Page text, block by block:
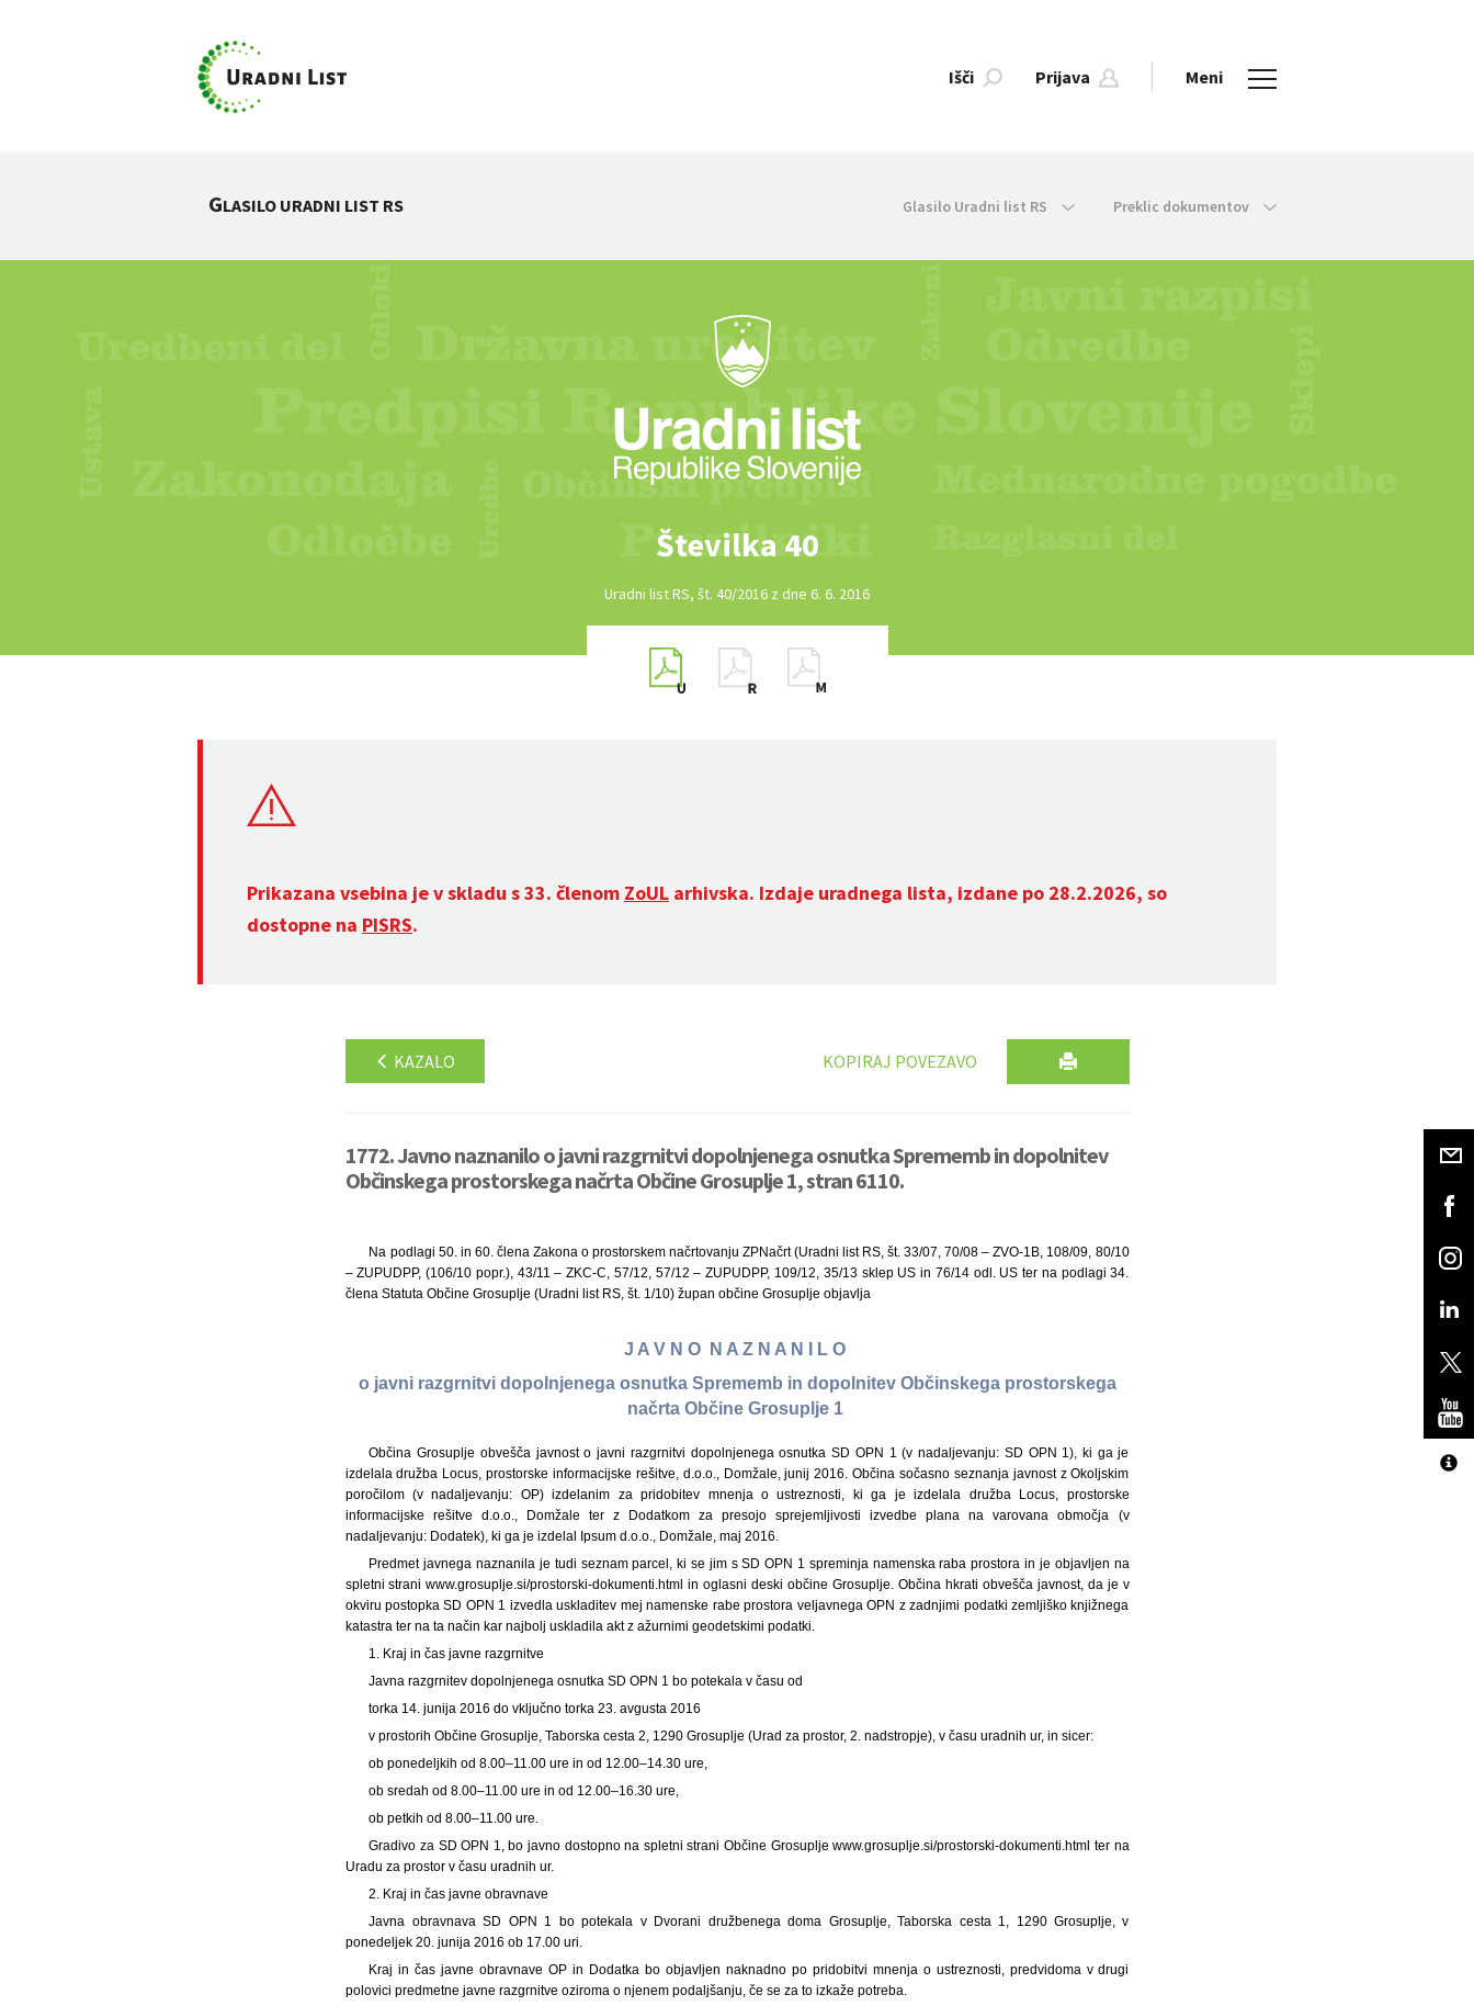
Išči Prijava Meni
GLASILO URADNI LIST RS Glasilo Uradni list RS Preklic dokumentov
Številka 40
Uradni list RS, št. 40/2016 z dne 6. 6. 2016
Prikazana vsebina je v skladu s 33. členom ZoUL arhivska. Izdaje uradnega lista, izdane po 28.2.2026, so
dostopne na PISRS.
KAZALO KOPIRAJ POVEZAVO
1772. Javno naznanilo o javni razgrnitvi dopolnjenega osnutka Sprememb in dopolnitev
Občinskega prostorskega načrta Občine Grosuplje 1, stran 6110.
Na podlagi 50. in 60. člena Zakona o prostorskem načrtovanju ZPNačrt (Uradni list RS, št. 33/07, 70/08 – ZVO-1B, 108/09, 80/10
– ZUPUDPP, (106/10 popr.), 43/11 – ZKC-C, 57/12, 57/12 – ZUPUDPP, 109/12, 35/13 sklep US in 76/14 odl. US ter na podlagi 34.
člena Statuta Občine Grosuplje (Uradni list RS, št. 1/10) župan občine Grosuplje objavlja
J A V N O N A Z N A N I L O
o javni razgrnitvi dopolnjenega osnutka Sprememb in dopolnitev Občinskega prostorskega
načrta Občine Grosuplje 1
Občina Grosuplje obvešča javnost o javni razgrnitvi dopolnjenega osnutka SD OPN 1 (v nadaljevanju: SD OPN 1), ki ga je
izdelala družba Locus, prostorske informacijske rešitve, d.o.o., Domžale, junij 2016. Občina sočasno seznanja javnost z Okoljskim
poročilom (v nadaljevanju: OP) izdelanim za pridobitev mnenja o ustreznosti, ki ga je izdelala družba Locus, prostorske
informacijske rešitve d.o.o., Domžale ter z Dodatkom za presojo sprejemljivosti izvedbe plana na varovana območja (v
nadaljevanju: Dodatek), ki ga je izdelal Ipsum d.o.o., Domžale, maj 2016.
Predmet javnega naznanila je tudi seznam parcel, ki se jim s SD OPN 1 spreminja namenska raba prostora in je objavljen na
spletni strani www.grosuplje.si/prostorski-dokumenti.html in oglasni deski občine Grosuplje. Občina hkrati obvešča javnost, da je v
okviru postopka SD OPN 1 izvedla uskladitev mej namenske rabe prostora veljavnega OPN z zadnjimi podatki zemljiško knjižnega
katastra ter na ta način kar najbolj uskladila akt z ažurnimi geodetskimi podatki.
1. Kraj in čas javne razgrnitve
Javna razgrnitev dopolnjenega osnutka SD OPN 1 bo potekala v času od
torka 14. junija 2016 do vključno torka 23. avgusta 2016
v prostorih Občine Grosuplje, Taborska cesta 2, 1290 Grosuplje (Urad za prostor, 2. nadstropje), v času uradnih ur, in sicer:
ob ponedeljkih od 8.00–11.00 ure in od 12.00–14.30 ure,
ob sredah od 8.00–11.00 ure in od 12.00–16.30 ure,
ob petkih od 8.00–11.00 ure.
Gradivo za SD OPN 1, bo javno dostopno na spletni strani Občine Grosuplje www.grosuplje.si/prostorski-dokumenti.html ter na
Uradu za prostor v času uradnih ur.
2. Kraj in čas javne obravnave
Javna obravnava SD OPN 1 bo potekala v Dvorani družbenega doma Grosuplje, Taborska cesta 1, 1290 Grosuplje, v
ponedeljek 20. junija 2016 ob 17.00 uri.
Kraj in čas javne obravnave OP in Dodatka bo objavljen naknadno po pridobitvi mnenja o ustreznosti, predvidoma v drugi
polovici predmetne javne razgrnitve oziroma o njenem podaljšanju, če se za to izkaže potreba.